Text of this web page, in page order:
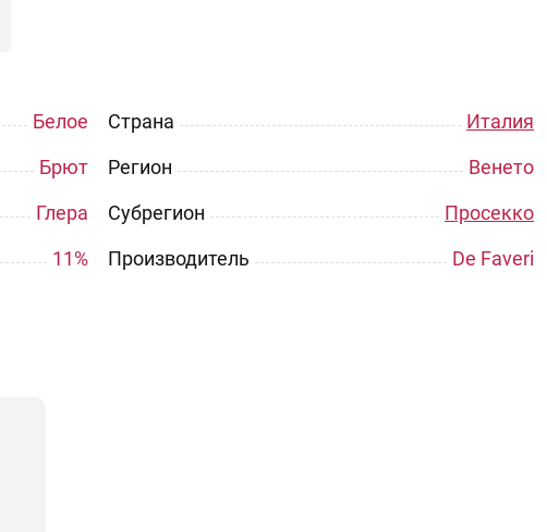
Белое
Брют
Глера
11%
Страна
Италия
Регион
Венето
Субрегион
Просекко
Производитель
De Faveri